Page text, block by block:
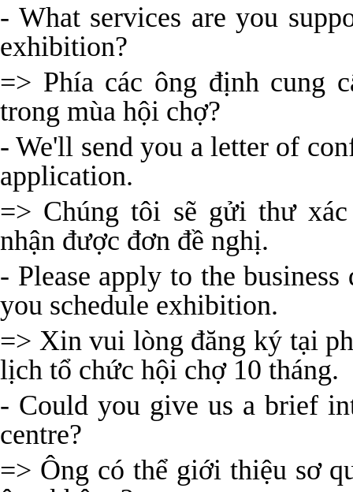
- What services are you
exhibition?
=> Phía các ông định cung
trong mùa hội chợ?
- We'll send you a letter of
application.
=> Chúng tôi sẽ gửi thư
nhận được đơn đề nghị.
- Please apply to the
you schedule exhibition.
=> Xin vui lòng đăng ký tại
lịch tổ chức hội chợ 10 tháng.
- Could you give us a brief
centre?
=> Ông có thể giới thiệu sơ